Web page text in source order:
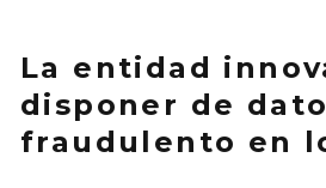
La entidad
disponer de
fraudulento en